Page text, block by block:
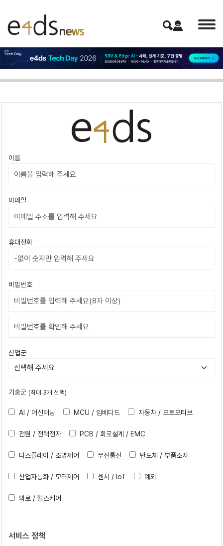
이름
이메일
휴대전화
비밀번호
비밀번호확인
산업군
기술군 (최대 3개 선택)
AI / 머신러닝 MCU / 임베디드 자동차 / 오토모티브
전원 / 전력전자 PCB / 회로설계 / EMC
디스플레이 / 조명제어 무선통신 반도체 / 부품소자
산업자동화 / 모터제어 센서 / IoT 예외
의료 / 헬스케어
서비스 정책